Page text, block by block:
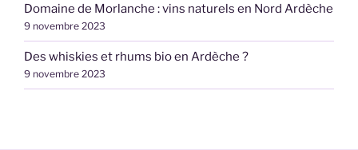
Domaine de Morlanche : vins naturels en Nord Ardèche
9 novembre 2023
Des whiskies et rhums bio en Ardèche ?
9 novembre 2023